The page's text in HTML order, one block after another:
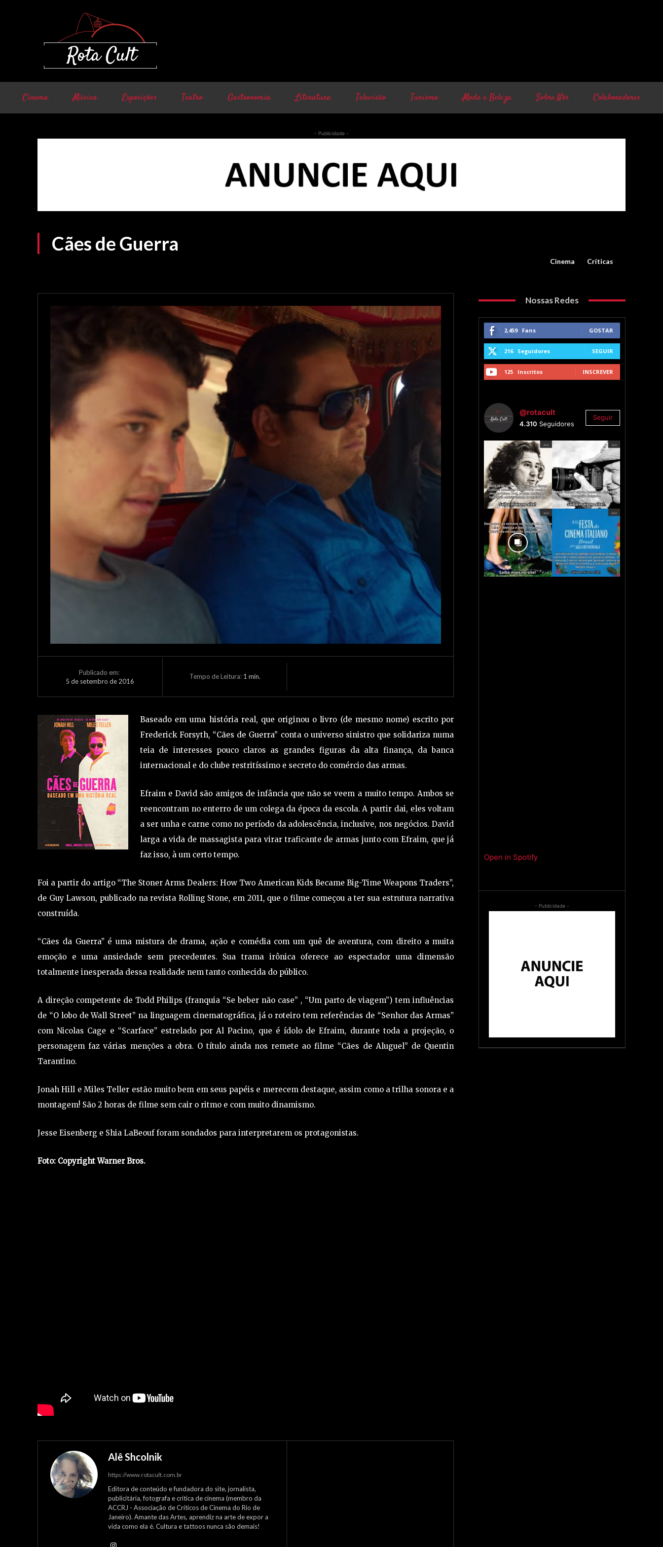
Cinema Música Exposições Teatro Gastronomia Literatura Televisão Turismo Moda e Beleza Sobre Nós Colaboradores
- Publicidade -
Cães de Guerra
Cinema Críticas
Publicado em:
5 de setembro de 2016
Tempo de Leitura: 1 min.
Baseado em uma história real, que originou o livro (de mesmo nome) escrito por
Frederick Forsyth, “Cães de Guerra” conta o universo sinistro que solidariza numa
teia de interesses pouco claros as grandes figuras da alta finança, da banca
internacional e do clube restritíssimo e secreto do comércio das armas.
Efraim e David são amigos de infância que não se veem a muito tempo. Ambos se
reencontram no enterro de um colega da época da escola. A partir dai, eles voltam
a ser unha e carne como no período da adolescência, inclusive, nos negócios. David
larga a vida de massagista para virar traficante de armas junto com Efraim, que já
faz isso, à um certo tempo.
Foi a partir do artigo “The Stoner Arms Dealers: How Two American Kids Became Big-Time Weapons Traders”,
de Guy Lawson, publicado na revista Rolling Stone, em 2011, que o filme começou a ter sua estrutura narrativa
construída.
“Cães da Guerra” é uma mistura de drama, ação e comédia com um quê de aventura, com direito a muita
emoção e uma ansiedade sem precedentes. Sua trama irônica oferece ao espectador uma dimensão
totalmente inesperada dessa realidade nem tanto conhecida do público.
A direção competente de Todd Philips (franquia “Se beber não case” , “Um parto de viagem”) tem influências
de “O lobo de Wall Street” na linguagem cinematográfica, já o roteiro tem referências de “Senhor das Armas”
com Nicolas Cage e “Scarface” estrelado por Al Pacino, que é ídolo de Efraim, durante toda a projeção, o
personagem faz várias menções a obra. O título ainda nos remete ao filme “Cães de Aluguel” de Quentin
Tarantino.
Jonah Hill e Miles Teller estão muito bem em seus papéis e merecem destaque, assim como a trilha sonora e a
montagem! São 2 horas de filme sem cair o ritmo e com muito dinamismo.
Jesse Eisenberg e Shia LaBeouf foram sondados para interpretarem os protagonistas.
Foto: Copyright Warner Bros.
Alê Shcolnik
https://www.rotacult.com.br
Editora de conteúdo e fundadora do site, jornalista,
publicitária, fotografa e crítica de cinema (membro da
ACCRJ - Associação de Críticos de Cinema do Rio de
Janeiro). Amante das Artes, aprendiz na arte de expor a
vida como ela é. Cultura e tattoos nunca são demais!
Nossas Redes
2,459 Fans GOSTAR
216 Seguidores SEGUIR
125 Inscritos INSCREVER
@rotacult
4.310 Seguidores
Seguir
Open in Spotify
- Publicidade -